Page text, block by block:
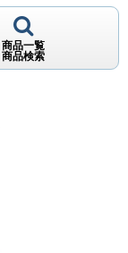
商品一覧
商品検索